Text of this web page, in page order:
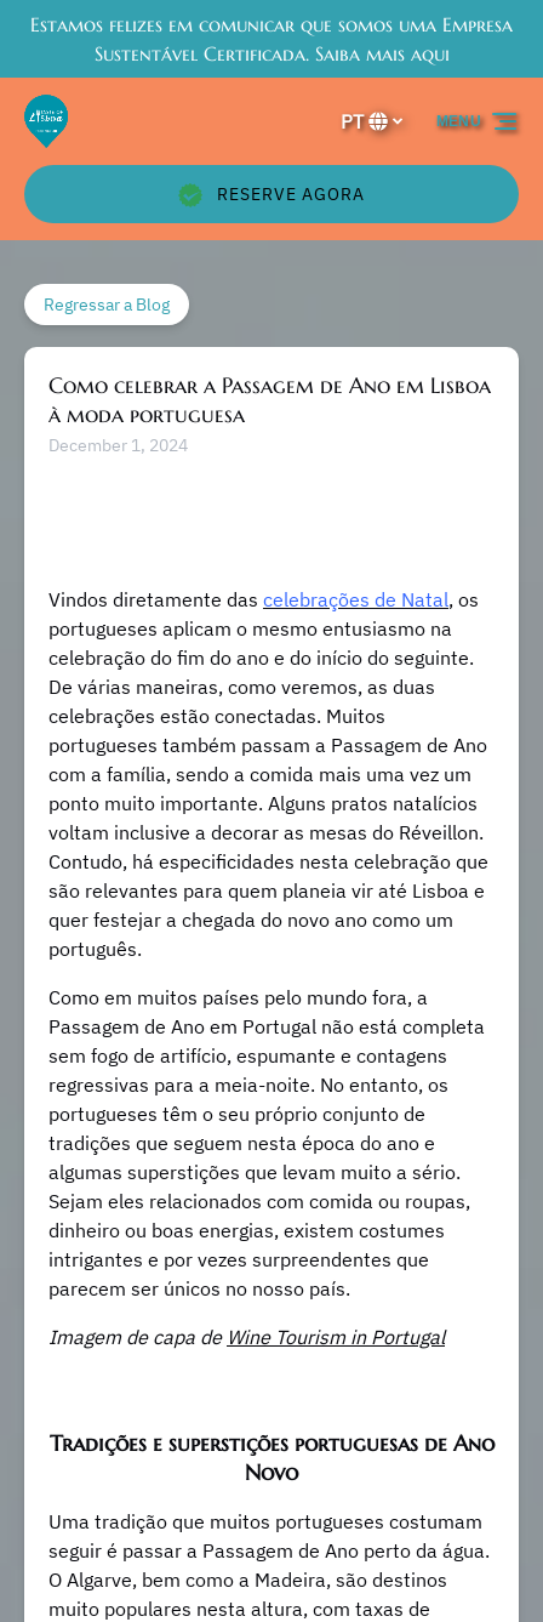
Passar para a navegação primária
Passar para o conteúdo
Passar para o rodapé
Estamos felizes em comunicar que somos uma Empresa
Sustentável Certificada. Saiba mais aqui
Selecione
o
idioma
PT
RESERVE AGORA
MENU
Regressar a Blog
Como celebrar a Passagem de Ano em Lisboa
à moda portuguesa
December 1, 2024
Vindos diretamente das celebrações de Natal, os
portugueses aplicam o mesmo entusiasmo na
celebração do fim do ano e do início do seguinte.
De várias maneiras, como veremos, as duas
celebrações estão conectadas. Muitos
portugueses também passam a Passagem de Ano
com a família, sendo a comida mais uma vez um
ponto muito importante. Alguns pratos natalícios
voltam inclusive a decorar as mesas do Réveillon.
Contudo, há especificidades nesta celebração que
são relevantes para quem planeia vir até Lisboa e
quer festejar a chegada do novo ano como um
português.
Como em muitos países pelo mundo fora, a
Passagem de Ano em Portugal não está completa
sem fogo de artifício, espumante e contagens
regressivas para a meia-noite. No entanto, os
portugueses têm o seu próprio conjunto de
tradições que seguem nesta época do ano e
algumas superstições que levam muito a sério.
Sejam eles relacionados com comida ou roupas,
dinheiro ou boas energias, existem costumes
intrigantes e por vezes surpreendentes que
parecem ser únicos no nosso país.
Imagem de capa de Wine Tourism in Portugal
Tradições e superstições portuguesas de Ano
Novo
Uma tradição que muitos portugueses costumam
seguir é passar a Passagem de Ano perto da água.
O Algarve, bem como a Madeira, são destinos
muito populares nesta altura, com taxas de